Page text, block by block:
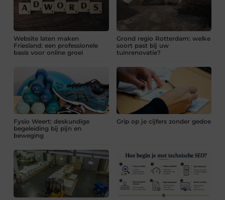
Website laten maken
Friesland: een professionele
basis voor online groei
Grond regio Rotterdam: welke
soort past bij uw
tuinrenovatie?
Fysio Weert: deskundige
begeleiding bij pijn en
beweging
Grip op je cijfers zonder gedoe